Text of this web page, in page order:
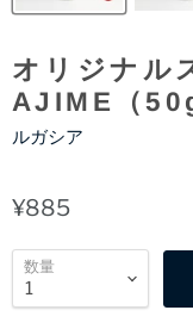
オリジナル
AJIME（
ルガシア
¥885
数量